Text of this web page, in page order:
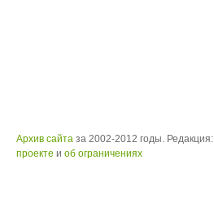
Архив сайта за 2002-2012 годы. Редакция:
проекте и об ограничениях